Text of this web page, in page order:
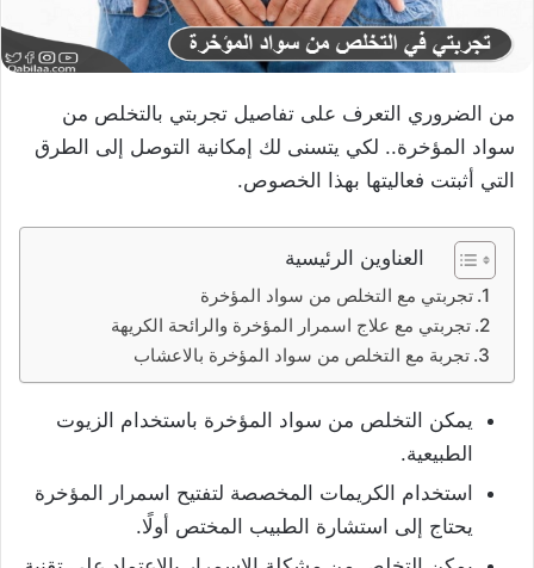
من الضروري التعرف على تفاصيل تجربتي بالتخلص من
سواد المؤخرة.. لكي يتسنى لك إمكانية التوصل إلى الطرق
التي أثبتت فعاليتها بهذا الخصوص.
العناوين الرئيسية
تجربتي مع التخلص من سواد المؤخرة
تجربتي مع علاج اسمرار المؤخرة والرائحة الكريهة
تجربة مع التخلص من سواد المؤخرة بالاعشاب
يمكن التخلص من سواد المؤخرة باستخدام الزيوت
الطبيعية.
استخدام الكريمات المخصصة لتفتيح اسمرار المؤخرة
يحتاج إلى استشارة الطبيب المختص أولًا.